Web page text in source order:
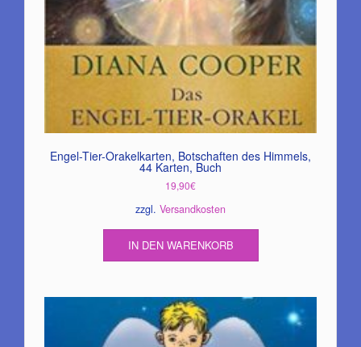
Engel-Tier-Orakelkarten, Botschaften des Himmels,
44 Karten, Buch
19,90€
zzgl. Versandkosten
IN DEN WARENKORB